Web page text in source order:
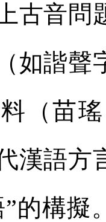
古音問
如諧聲
（苗
漢語方
”的構擬